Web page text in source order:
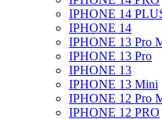
IPHONE 14
IPHONE 14
IPHONE 13 Pro
IPHONE 13 Pro
IPHONE 13
IPHONE 13 Mini
IPHONE 12 Pro
IPHONE 12 PRO